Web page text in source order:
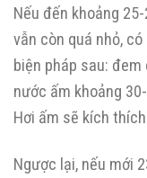
Nếu đến khoảng
vẫn còn quá nhỏ,
biện pháp sau:
nước ấm khoảng
Hơi ấm sẽ kích
Ngược lại, nếu mới